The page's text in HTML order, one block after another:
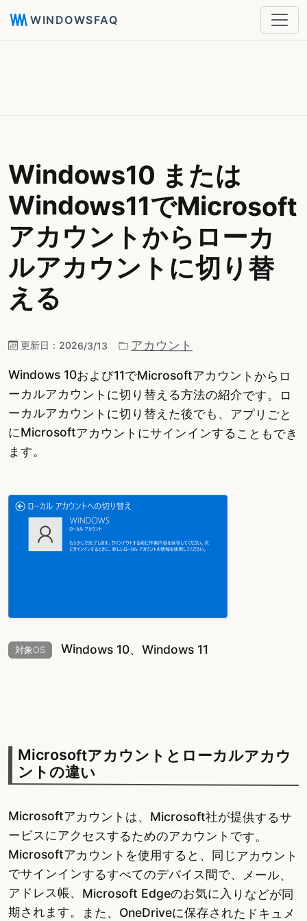
WINDOWSFAQ
Windows10 または
Windows11でMicrosoft
アカウントからローカ
ルアカウントに切り替
える
更新日： 2026/3/13 アカウント
Windows 10および11でMicrosoftアカウントからロ
ーカルアカウントに切り替える方法の紹介です。ロ
ーカルアカウントに切り替えた後でも、アプリごと
にMicrosoftアカウントにサインインすることもでき
ます。
対象OS Windows 10、Windows 11
Microsoftアカウントとローカルアカウ
ントの違い
Microsoftアカウントは、Microsoft社が提供するサ
ービスにアクセスするためのアカウントです。
Microsoftアカウントを使用すると、同じアカウント
でサインインするすべてのデバイス間で、メール、
アドレス帳、Microsoft Edgeのお気に入りなどが同
期されます。また、OneDriveに保存されたドキュメ